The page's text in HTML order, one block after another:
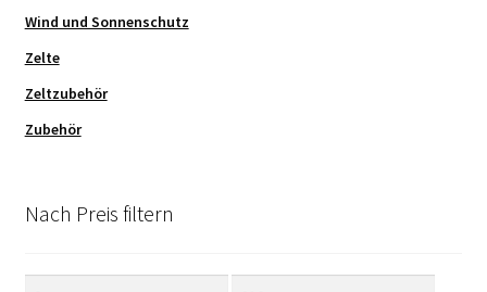
Wind und Sonnenschutz
Zelte
Zeltzubehör
Zubehör
Nach Preis filtern